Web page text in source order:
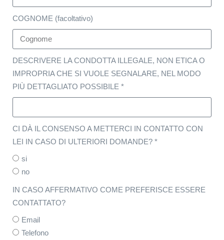
COGNOME (facoltativo)
DESCRIVERE LA CONDOTTA ILLEGALE, NON ETICA O
IMPROPRIA CHE SI VUOLE SEGNALARE, NEL MODO
PIÙ DETTAGLIATO POSSIBILE *
CI DÀ IL CONSENSO A METTERCI IN CONTATTO CON
LEI IN CASO DI ULTERIORI DOMANDE? *
si
no
IN CASO AFFERMATIVO COME PREFERISCE ESSERE
CONTATTATO?
Email
Telefono